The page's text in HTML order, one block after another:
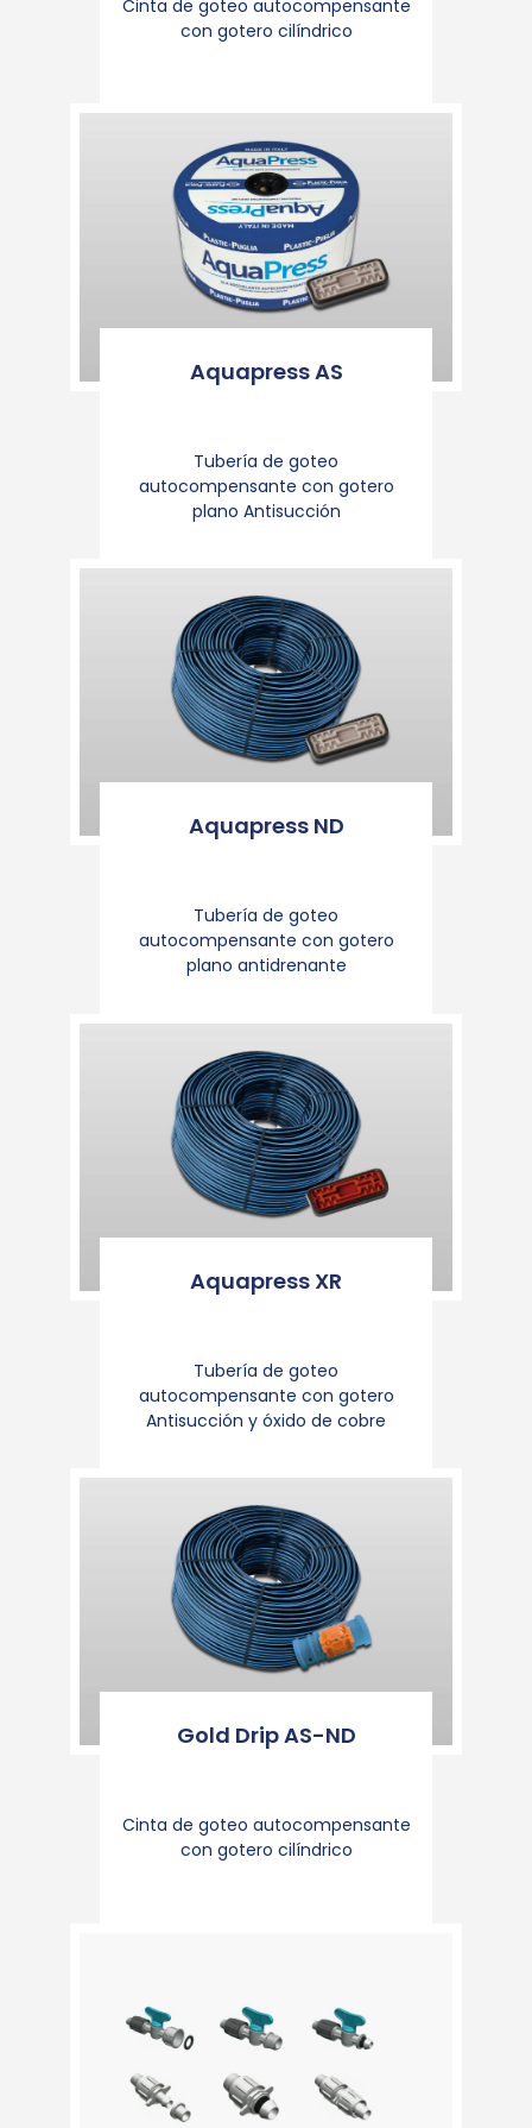
Cinta de goteo autocompensante
con gotero cilíndrico
Aquapress AS
Tubería de goteo
autocompensante con gotero
plano Antisucción
Aquapress ND
Tubería de goteo
autocompensante con gotero
plano antidrenante
Aquapress XR
Tubería de goteo
autocompensante con gotero
Antisucción y óxido de cobre
Gold Drip AS-ND
Cinta de goteo autocompensante
con gotero cilíndrico